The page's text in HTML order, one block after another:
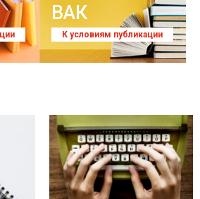
ВАК
К условиям публикации